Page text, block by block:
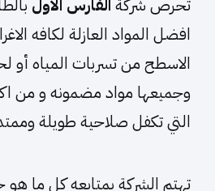
افضل المواد العازلة لكافه
الاسطح من تسربات المياه أو
وجميعها مواد مضمونه و من
التي تكفل صلاحية طويلة
تهتم الشركة بمتابعه كل ما